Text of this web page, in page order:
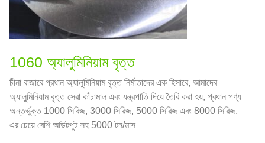
1060 অ্যালুমিনিয়াম বৃত্ত
চীনা বাজারে প্রধান অ্যালুমিনিয়াম বৃত্ত নির্মাতাদের এক হিসাবে, আমাদের
অ্যালুমিনিয়াম বৃত্ত সেরা কাঁচামাল এবং যন্ত্রপাতি দিয়ে তৈরি করা হয়, প্রধান পণ্য
অন্তর্ভুক্ত 1000 সিরিজ, 3000 সিরিজ, 5000 সিরিজ এবং 8000 সিরিজ,
এর চেয়ে বেশি আউটপুট সহ 5000 টন/মাস